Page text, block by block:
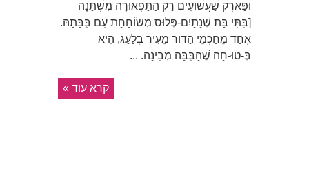
וּפַּארְק שַׁעֲשׁוּעִים רַק הַתַּפְאוּרָה מִשְׁתַּנָּה
[בִּתִּי בַּת שְׁנָתַיִם-פְּלוּס מְשׂוֹחַחַת עִם בֻּבָּתָהּ.
אֶחַד מֵחַכְמֵי הַדּוֹר מֵעִיר בְּלַעַג, הִיא
בְּ-טוּ-חָה שֶׁהַבֻּבָּה מְבִינָה. ...
קרא עוד »